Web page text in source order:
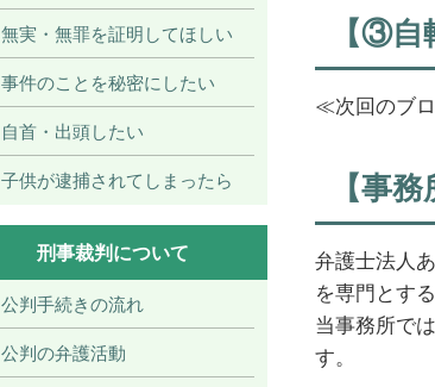
【③自
≪次回のブ
【事
弁護士法人
を専門とす
当事務所で
す。
無実・無罪を証明してほしい
事件のことを秘密にしたい
自首・出頭したい
子供が逮捕されてしまったら
刑事裁判について
公判手続きの流れ
公判の弁護活動